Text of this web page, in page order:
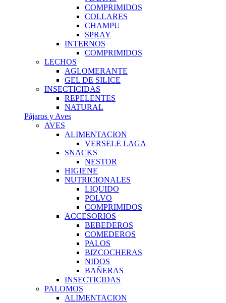
COMPRIMIDOS
COLLARES
CHAMPU
SPRAY
INTERNOS
COMPRIMIDOS
LECHOS
AGLOMERANTE
GEL DE SILICE
INSECTICIDAS
REPELENTES
NATURAL
Pájaros y Aves
AVES
ALIMENTACION
VERSELE LAGA
SNACKS
NESTOR
HIGIENE
NUTRICIONALES
LIQUIDO
POLVO
COMPRIMIDOS
ACCESORIOS
BEBEDEROS
COMEDEROS
PALOS
BIZCOCHERAS
NIDOS
BAÑERAS
INSECTICIDAS
PALOMOS
ALIMENTACION